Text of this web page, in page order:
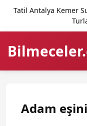
Tatil Antalya Kemer
Adam